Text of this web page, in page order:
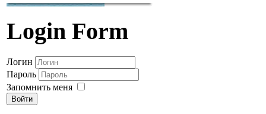
Login Form
Логин
Пароль
Запомнить меня
Войти